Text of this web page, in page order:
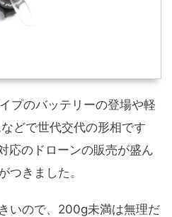
プのバッテリーの登場や軽
どで世代交代の形相です
応のドローンの販売が盛ん
つきました。
いので、200g未満は無理だ